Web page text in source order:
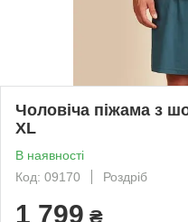
Чоловіча піжама з
XL
В наявності
Код: 09170
Роздріб
1 799 ₴